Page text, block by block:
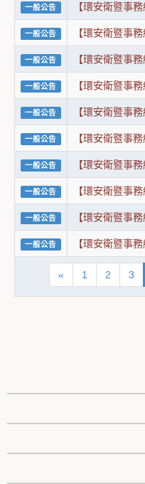
一般公告 【環安衛暨事
一般公告 【環安衛暨事
一般公告 【環安衛暨事
一般公告 【環安衛暨事
一般公告 【環安衛暨事
一般公告 【環安衛暨事
一般公告 【環安衛暨事
一般公告 【環安衛暨事
一般公告 【環安衛暨事
一般公告 【環安衛暨事
« 1 2 3